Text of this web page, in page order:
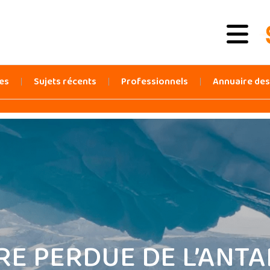
Sujets récents Professionnels Annuaire des
PERDUE DE